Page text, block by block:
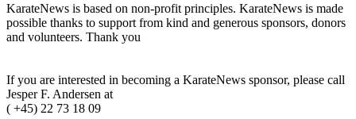
KarateNews is based on non-profit principles. KarateNews is made
possible thanks to support from kind and generous sponsors, donors
and volunteers. Thank you
If you are interested in becoming a KarateNews sponsor, please call
Jesper F. Andersen at
( +45) 22 73 18 09